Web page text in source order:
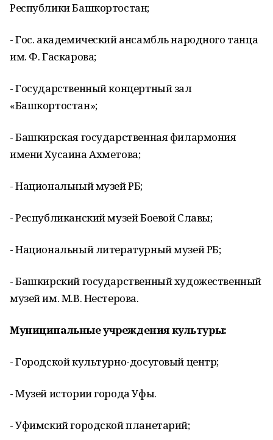
Республики Башкортостан;
- Гос. академический ансамбль народного танца
им. Ф. Гаскарова;
- Государственный концертный зал
«Башкортоcтан»;
- Башкирская государственная филармония
имени Хусаина Ахметова;
- Национальный музей РБ;
- Республиканский музей Боевой Славы;
- Национальный литературный музей РБ;
- Башкирский государственный художественный
музей им. М.В. Нестерова.
Муниципальные учреждения культуры:
- Городской культурно-досуговый центр;
- Музей истории города Уфы.
- Уфимский городской планетарий;